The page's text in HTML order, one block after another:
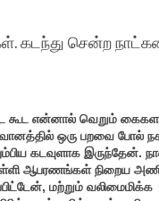
கடந்து சென்ற
கூட என்னால் வெறும்
ஒரு பறவை போல்
கடவுளாக இருந்தேன்.
ஆபரணங்கள் நிறைய
மற்றும் வலிமைமிக்க